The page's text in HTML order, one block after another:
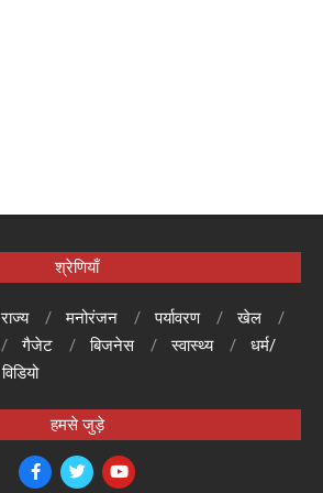
श्रेणियाँ
राज्य मनोरंजन पर्यावरण
खेल
गैजेट बिजनेस स्वास्थ्य
धर्म/
विडियो
हमसे जुड़े